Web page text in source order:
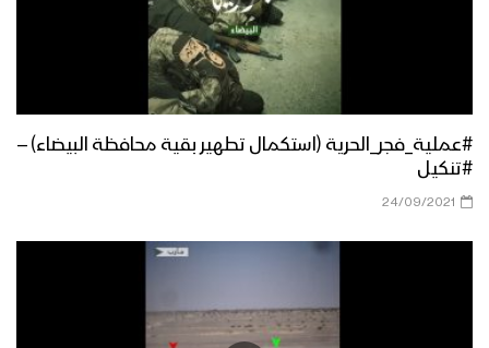
مأرب – ملحق تفصيلي لمسار عملية تحرير
مديرية مجزر (#عملية_البأس_الشديد –
الملحق الأول)
ثبات وبأس المجاهدين خلال
تنكيل البأس الشديد بمرتزقة العدوان –
#عملية_فجر_الحرية (استكمال تطهير بقية محافظة البيضاء) –
#تنكيل
24/09/2021